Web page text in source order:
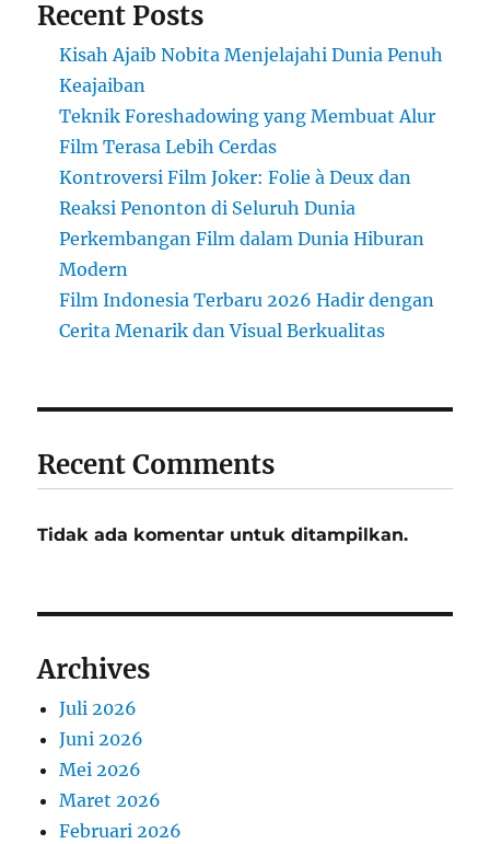
Recent Posts
Kisah Ajaib Nobita Menjelajahi Dunia Penuh
Keajaiban
Teknik Foreshadowing yang Membuat Alur
Film Terasa Lebih Cerdas
Kontroversi Film Joker: Folie à Deux dan
Reaksi Penonton di Seluruh Dunia
Perkembangan Film dalam Dunia Hiburan
Modern
Film Indonesia Terbaru 2026 Hadir dengan
Cerita Menarik dan Visual Berkualitas
Recent Comments
Tidak ada komentar untuk ditampilkan.
Archives
Juli 2026
Juni 2026
Mei 2026
Maret 2026
Februari 2026